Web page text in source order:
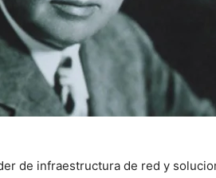
de infraestructura de red y